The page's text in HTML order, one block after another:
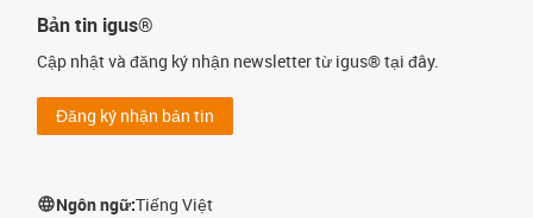
Bản tin igus®
Cập nhật và đăng ký nhận newsletter từ igus® tại đây.
Đăng ký nhận bản tin
Ngôn ngữ:Tiếng Việt